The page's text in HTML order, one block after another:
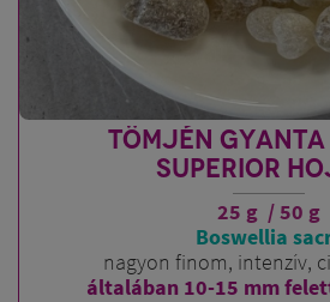
TÖMJÉN
SUPERIOR
25 g / 50 g
Boswellia
nagyon finom, intenzív,
általában 10-15 mm